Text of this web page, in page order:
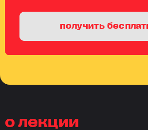
получить
о лекции